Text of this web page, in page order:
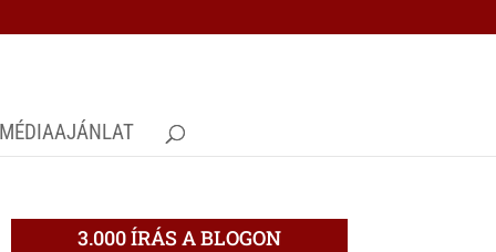
MÉDIAAJÁNLAT
3.000 ÍRÁS A BLOGON